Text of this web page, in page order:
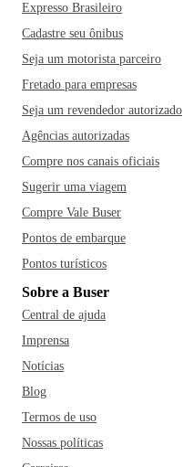
Expresso Brasileiro
Cadastre seu ônibus
Seja um motorista parceiro
Fretado para empresas
Seja um revendedor autorizado
Agências autorizadas
Compre nos canais oficiais
Sugerir uma viagem
Compre Vale Buser
Pontos de embarque
Pontos turísticos
Sobre a Buser
Central de ajuda
Imprensa
Notícias
Blog
Termos de uso
Nossas políticas